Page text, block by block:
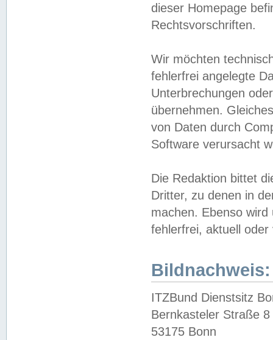
dieser Homepage
Rechtsvorschriften.
Wir möchten
fehlerfrei angelegte
Unterbrechungen
übernehmen.
von Daten durch
Software verursacht
Die Redaktion bittet
Dritter, zu denen in
machen. Ebenso
fehlerfrei, aktuell oder
Bildnachweis:
ITZBund Dienstsitz
Bernkasteler Straße 8
53175 Bonn